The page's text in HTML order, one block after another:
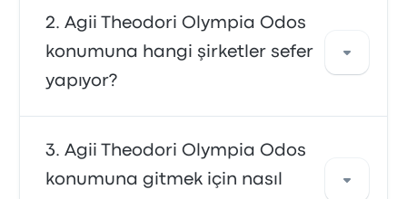
Varış noktanıza doğrudan ulaşım sağlayan
bir otobüs kullanabilirsiniz. Alternatif olarak
taksiye binebilir veya bir araç paylaşımı
hizmetinden yararlanabilirsiniz.
Agii Theodori Olympia Odos
konumuna hangi şirketler sefer
yapıyor?
Agii Theodori Olympia Odos konumuna KTEL
Korinthia ile yolculuk edebilirsiniz. Şirket
günde 11 sefer düzenlemektedir. En erken
Agii Theodori Olympia Odos
konumuna gitmek için nasıl